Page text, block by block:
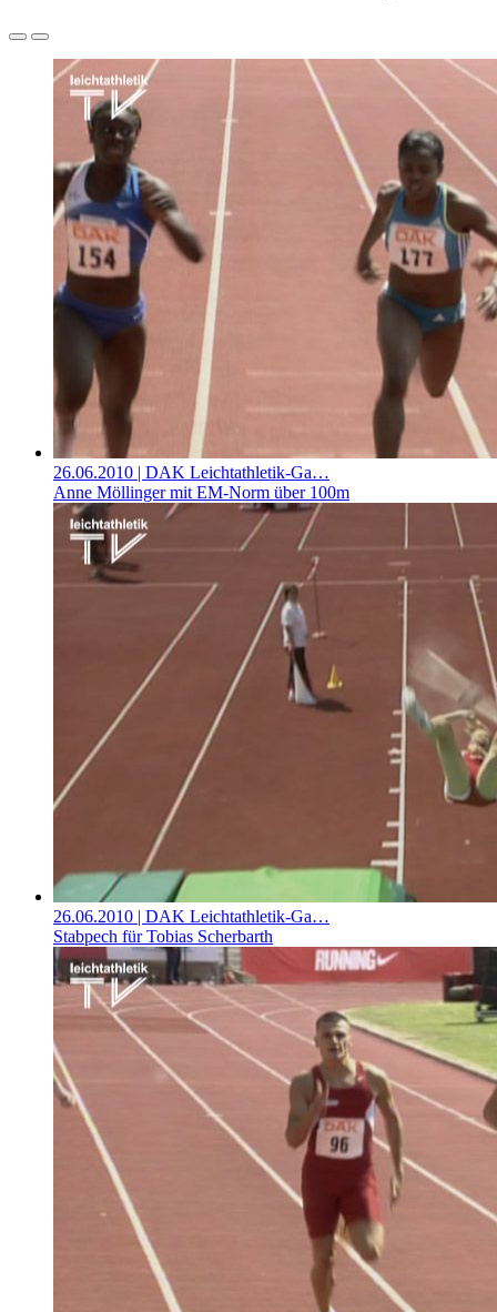
26.06.2010 | DAK Leichtathletik-Ga…
Anne Möllinger mit EM-Norm über 100m
26.06.2010 | DAK Leichtathletik-Ga…
Stabpech für Tobias Scherbarth